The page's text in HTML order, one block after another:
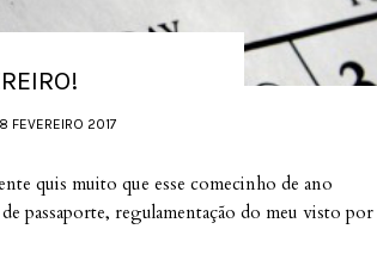
FEVEREIRO 2017
quis muito que esse comecinho de ano
passaporte, regulamentação do meu visto por